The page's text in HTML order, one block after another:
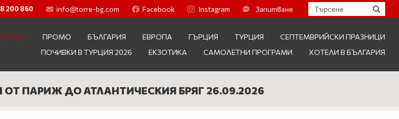
200 860 info@torre-bg.com Facebook Instagram Запитване
ПРОМО БЪЛГАРИЯ ЕВРОПА ГЪРЦИЯ ТУРЦИЯ
СЕПТЕМВРИЙСКИ ПРАЗНИЦИ
ПОЧИВКИ В ТУРЦИЯ 2026
ЕКЗОТИКА САМОЛЕТНИ ПРОГРАМИ ХОТЕЛИ В БЪЛГАРИЯ
ПАРИЖ ДО АТЛАНТИЧЕСКИЯ БРЯГ 26.09.2026